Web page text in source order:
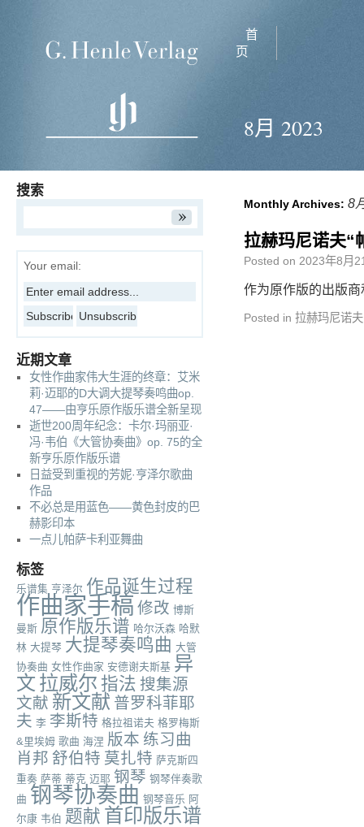
首
页
8月 2023
Monthly Archives: 8
拉赫玛尼诺夫“
Posted on 2023年8月
作为原作版的出版
Posted in 拉赫玛尼诺夫
搜索
Your email:
近期文章
女性作曲家伟大生涯的终章：艾米
莉·迈耶的D大调大提琴奏鸣曲op.
47——由亨乐原作版乐谱全新呈现
逝世200周年纪念：卡尔·玛丽亚·
冯·韦伯《大管协奏曲》op. 75的全
新亨乐原作版乐谱
日益受到重视的芳妮·亨泽尔歌曲
作品
不必总是用蓝色——黄色封皮的巴
赫影印本
一点儿帕萨卡利亚舞曲
标签
乐谱集 亨泽尔 作品诞生过程
作曲家手稿 修改 博斯
曼斯 原作版乐谱 哈尔沃森 哈默
林 大提琴 大提琴奏鸣曲 大管
协奏曲 女性作曲家 安德谢夫斯基 异
文 拉威尔 指法 搜集源
文献 新文献 普罗科菲耶
夫 李 李斯特 格拉祖诺夫 格罗梅斯
&里埃姆 歌曲 海涅 版本 练习曲
肖邦 舒伯特 莫扎特 萨克斯四
重奏 萨蒂 蒂克 迈耶 钢琴 钢琴伴奏歌
曲 钢琴协奏曲 钢琴音乐 阿
尔康 韦伯 题献 首印版乐谱